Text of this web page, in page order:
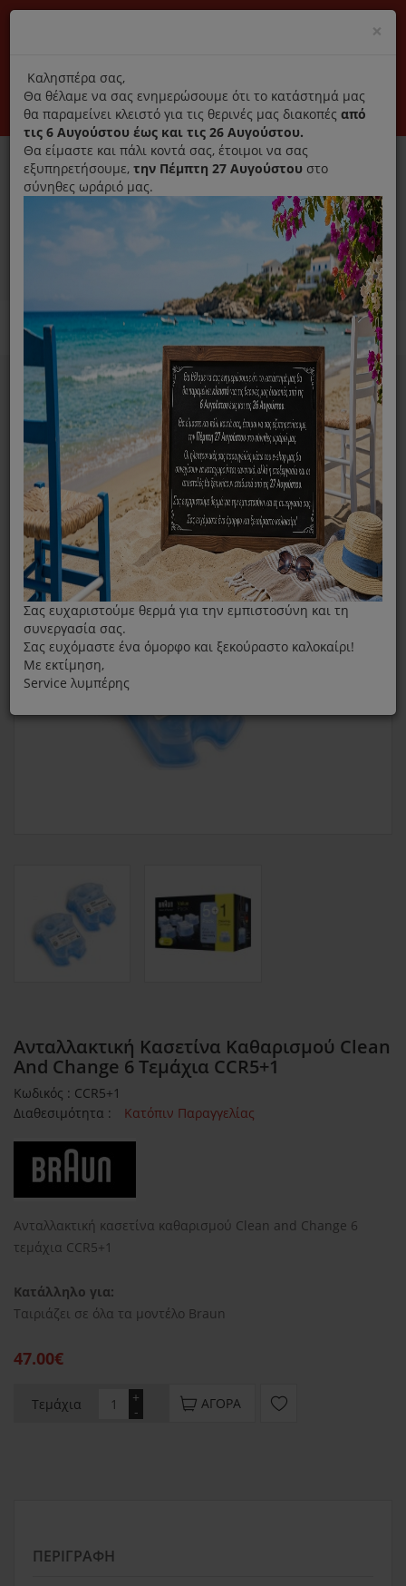
Αποκλειστικά γνήσια ανταλλακτικά
Σύνδεση Εγγραφή Εταιρεία Επικοινωνία
0
Ανταλλακτικά ηλεκτρικών συσκευών MENU
Home
Προσωπική Φροντίδα
Ανταλλακτική Κασετίνα Καθαρισμού Clean And Change 6
Τεμάχια CCR5+1
Ανταλλακτική Κασετίνα Καθαρισμού Clean
And Change 6 Τεμάχια CCR5+1
Κωδικός : CCR5+1
Διαθεσιμότητα :
Κατόπιν Παραγγελίας
Ανταλλακτική κασετίνα καθαρισμού Clean and Change 6
τεμάχια CCR5+1
Κατάλληλο για:
Ταιριάζει σε όλα τα μοντέλο Braun
47.00€
Τεμάχια -
+ ΑΓΟΡΆ
ΠΕΡΙΓΡΑΦΉ
×
title
Καλησπέρα σας,
Θα θέλαμε να σας ενημερώσουμε ότι το κατάστημά μας
θα παραμείνει κλειστό για τις θερινές μας διακοπές από
τις 6 Αυγούστου έως και τις 26 Αυγούστου.
Θα είμαστε και πάλι κοντά σας, έτοιμοι να σας
εξυπηρετήσουμε, την Πέμπτη 27 Αυγούστου στο
σύνηθες ωράριό μας.
Σας ευχαριστούμε θερμά για την εμπιστοσύνη και τη
συνεργασία σας.
Σας ευχόμαστε ένα όμορφο και ξεκούραστο καλοκαίρι!
Με εκτίμηση,
Service λυμπέρης